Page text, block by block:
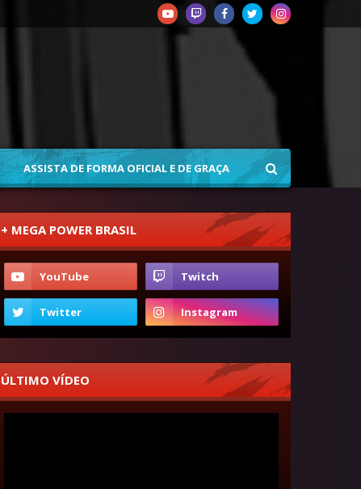
ASSISTA DE FORMA OFICIAL E DE GRAÇA
+ MEGA POWER BRASIL
ÚLTIMO VÍDEO